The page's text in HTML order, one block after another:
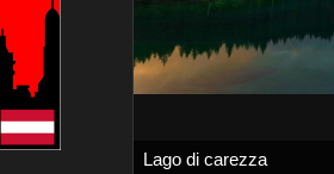
Lago di carezza